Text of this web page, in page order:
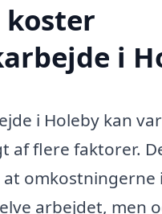
koster
i
i Holeby kan
af flere faktorer.
omkostningerne
arbejdet, men